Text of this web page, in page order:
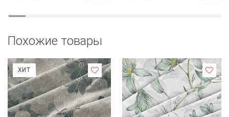
Похожие товары
ХИТ